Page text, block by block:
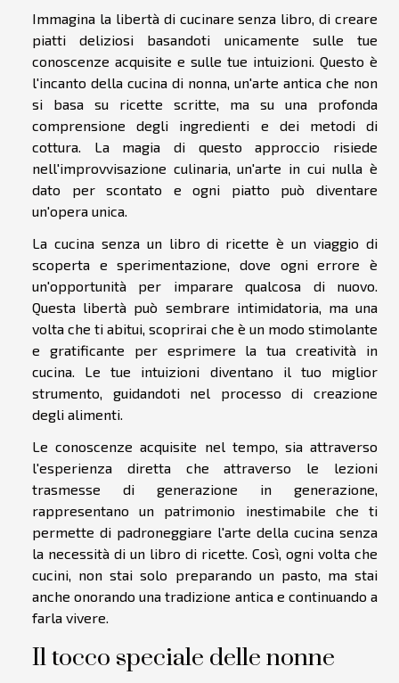
Immagina la libertà di cucinare senza libro, di creare
piatti deliziosi basandoti unicamente sulle tue
conoscenze acquisite e sulle tue intuizioni. Questo è
l'incanto della cucina di nonna, un'arte antica che non
si basa su ricette scritte, ma su una profonda
comprensione degli ingredienti e dei metodi di
cottura. La magia di questo approccio risiede
nell'improvvisazione culinaria, un'arte in cui nulla è
dato per scontato e ogni piatto può diventare
un'opera unica.
La cucina senza un libro di ricette è un viaggio di
scoperta e sperimentazione, dove ogni errore è
un'opportunità per imparare qualcosa di nuovo.
Questa libertà può sembrare intimidatoria, ma una
volta che ti abitui, scoprirai che è un modo stimolante
e gratificante per esprimere la tua creatività in
cucina. Le tue intuizioni diventano il tuo miglior
strumento, guidandoti nel processo di creazione
degli alimenti.
Le conoscenze acquisite nel tempo, sia attraverso
l'esperienza diretta che attraverso le lezioni
trasmesse di generazione in generazione,
rappresentano un patrimonio inestimabile che ti
permette di padroneggiare l'arte della cucina senza
la necessità di un libro di ricette. Così, ogni volta che
cucini, non stai solo preparando un pasto, ma stai
anche onorando una tradizione antica e continuando a
farla vivere.
Il tocco speciale delle nonne